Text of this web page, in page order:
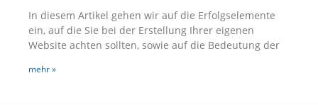
In diesem Artikel gehen wir auf die Erfolgselemente
ein, auf die Sie bei der Erstellung Ihrer eigenen
Website achten sollten, sowie auf die Bedeutung der
mehr »